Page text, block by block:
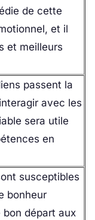
de cette
et il
et meilleurs
passent la
avec les
sera utile
en
susceptibles
bonheur
bon départ aux